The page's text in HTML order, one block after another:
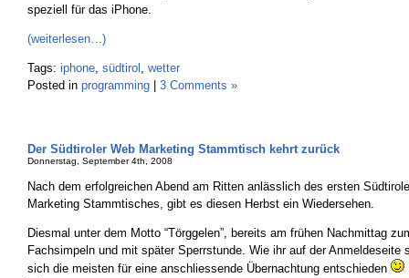
speziell für das iPhone.
(weiterlesen…)
Tags: iphone, südtirol , wetter
Posted in programming 3 Comments »
Der Südtiroler Web Marketing Stammtisch kehrt zurück
Donnerstag, September 4th, 2008
Nach dem erfolgreichen Abend am Ritten anlässlich des ersten
Marketing Stammtisches, gibt es diesen Herbst ein Wiedersehen.
Diesmal unter dem Motto “Törggelen”, bereits am frühen Nachmittag
Fachsimpeln und mit später Sperrstunde. Wie ihr auf der Anmeldeseite
sich die meisten für eine anschliessende Übernachtung entschieden